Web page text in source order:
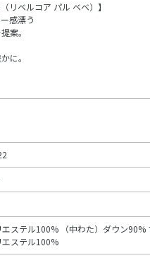
リベルコア パル ベベ）】
感漂う
案。
に。
エステル100% （中わた）ダウン
エステル100%